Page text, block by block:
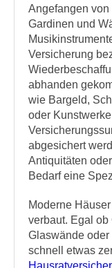
Angefangen
Gardinen und
Versicherung
abhanden
wie Bargeld,
oder
abgesichert
Antiquitäten
Bedarf eine
Moderne
verbaut. Egal ob
Glaswände
schnell etwas